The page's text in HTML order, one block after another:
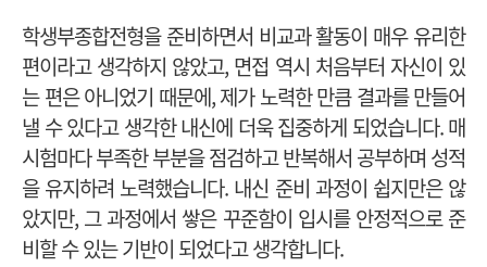
학생부종합전형을 준비하면서 비교과 활동이 매우 유리한
편이라고 생각하지 않았고, 면접 역시 처음부터 자신이 있
는 편은 아니었기 때문에, 제가 노력한 만큼 결과를 만들어
낼 수 있다고 생각한 내신에 더욱 집중하게 되었습니다. 매
시험마다 부족한 부분을 점검하고 반복해서 공부하며 성적
을 유지하려 노력했습니다. 내신 준비 과정이 쉽지만은 않
았지만, 그 과정에서 쌓은 꾸준함이 입시를 안정적으로 준
비할 수 있는 기반이 되었다고 생각합니다.